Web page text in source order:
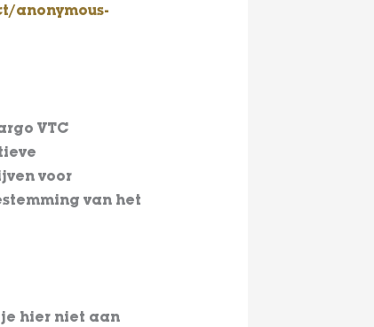
anonymous-
VTC
voor
van het
hier niet aan